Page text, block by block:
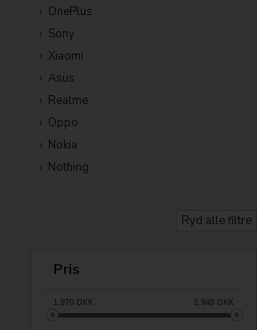
OnePlus
Sony
Xiaomi
Asus
Realme
Oppo
Nokia
Nothing
Ryd alle filtre
Pris
1,970DKK 2,948 DKK